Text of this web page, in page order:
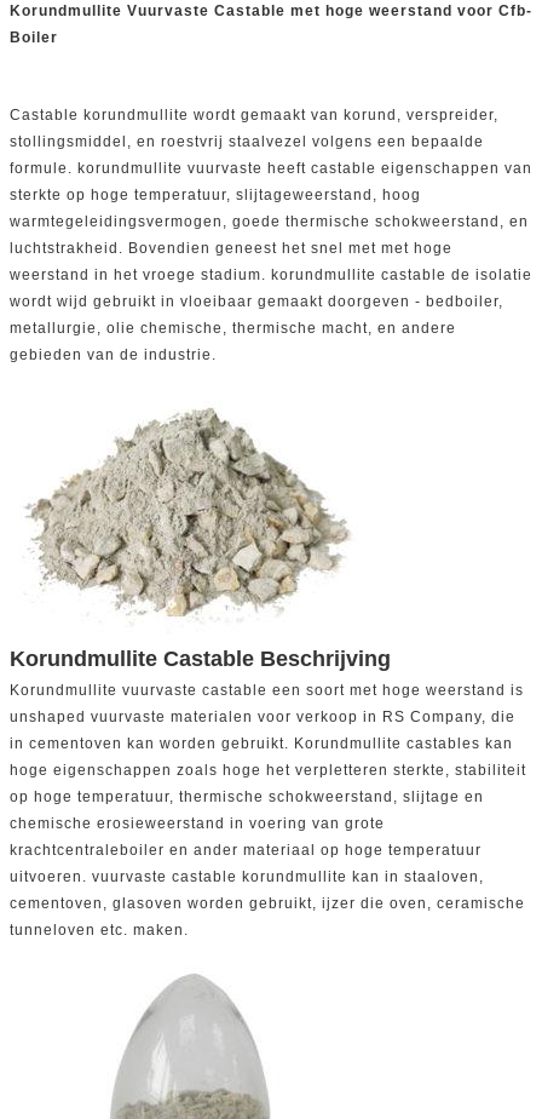
Korundmullite Vuurvaste Castable met hoge weerstand voor Cfb-
Boiler
Castable korundmullite wordt gemaakt van korund, verspreider,
stollingsmiddel, en roestvrij staalvezel volgens een bepaalde
formule. korundmullite vuurvaste heeft castable eigenschappen van
sterkte op hoge temperatuur, slijtageweerstand, hoog
warmtegeleidingsvermogen, goede thermische schokweerstand, en
luchtstrakheid. Bovendien geneest het snel met met hoge
weerstand in het vroege stadium. korundmullite castable de isolatie
wordt wijd gebruikt in vloeibaar gemaakt doorgeven - bedboiler,
metallurgie, olie chemische, thermische macht, en andere
gebieden van de industrie.
Korundmullite Castable Beschrijving
Korundmullite vuurvaste castable een soort met hoge weerstand is
unshaped vuurvaste materialen voor verkoop in RS Company, die
in cementoven kan worden gebruikt. Korundmullite castables kan
hoge eigenschappen zoals hoge het verpletteren sterkte, stabiliteit
op hoge temperatuur, thermische schokweerstand, slijtage en
chemische erosieweerstand in voering van grote
krachtcentraleboiler en ander materiaal op hoge temperatuur
uitvoeren. vuurvaste castable korundmullite kan in staaloven,
cementoven, glasoven worden gebruikt, ijzer die oven, ceramische
tunneloven etc. maken.